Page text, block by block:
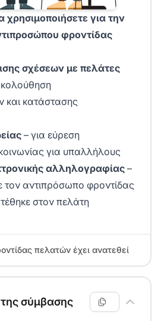
χρησιμοποιήσετε για την
φροντίδας
σχέσεων με πελάτες
και κατάστασης
– για εύρεση
για υπαλλήλους
αλληλογραφίας –
τον αντιπρόσωπο φροντίδας
στον πελάτη
πελατών έχει ανατεθεί
σύμβασης